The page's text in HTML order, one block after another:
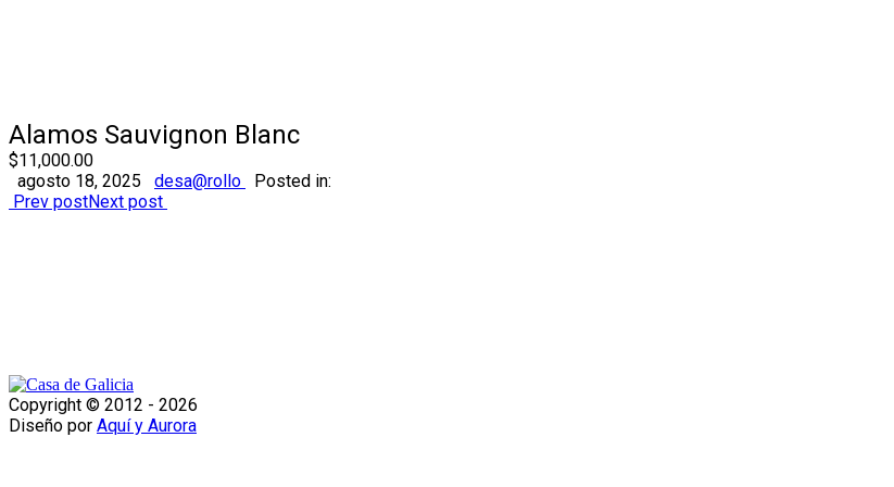
Alamos Sauvignon Blanc
$11,000.00
agosto 18, 2025
desa@rollo
Posted in:
Prev postNext post
Copyright © 2012 - 2026
Diseño por Aquí y Aurora